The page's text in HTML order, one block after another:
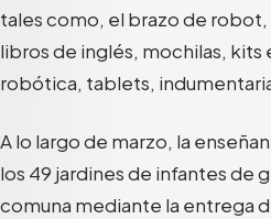
tales como, el brazo de robot,
libros de inglés, mochilas, kits
robótica, tablets,
A lo largo de marzo, la
los 49 jardines de infantes de
comuna mediante la entrega